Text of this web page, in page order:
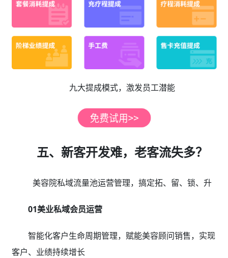
九大提成模式，激发员工潜能
五、新客开发难，老客流失多？
美容院私域流量池运营管理，搞定拓、留、锁、升
01美业私域会员运营
智能化客户生命周期管理，赋能美容顾问销售，实现
客户、业绩持续增长